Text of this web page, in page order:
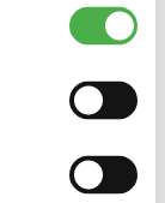
Sen on
Estudio
ja vastasi
Museon
saunomisen
saunan.